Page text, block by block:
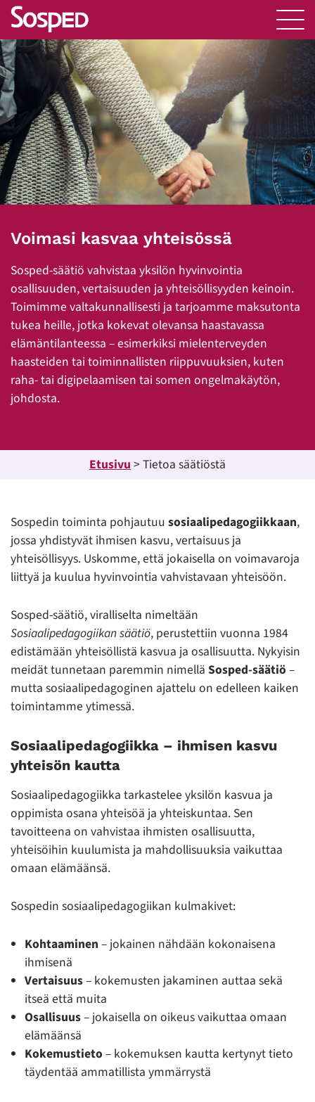
Voimasi kasvaa yhteisössä
Sosped-säätiö vahvistaa yksilön hyvinvointia
osallisuuden, vertaisuuden ja yhteisöllisyyden keinoin.
Toimimme valtakunnallisesti ja tarjoamme maksutonta
tukea heille, jotka kokevat olevansa haastavassa
elämäntilanteessa – esimerkiksi mielenterveyden
haasteiden tai toiminnallisten riippuvuuksien, kuten
raha- tai digipelaamisen tai somen ongelmakäytön,
johdosta.
Etusivu> Tietoa säätiöstä
Sospedin toiminta pohjautuu sosiaalipedagogiikkaan,
jossa yhdistyvät ihmisen kasvu, vertaisuus ja
yhteisöllisyys. Uskomme, että jokaisella on voimavaroja
liittyä ja kuulua hyvinvointia vahvistavaan yhteisöön.
Sosped-säätiö, viralliselta nimeltään
Sosiaalipedagogiikan säätiö, perustettiin vuonna 1984
edistämään yhteisöllistä kasvua ja osallisuutta. Nykyisin
meidät tunnetaan paremmin nimellä Sosped-säätiö –
mutta sosiaalipedagoginen ajattelu on edelleen kaiken
toimintamme ytimessä.
Sosiaalipedagogiikka – ihmisen kasvu
yhteisön kautta
Sosiaalipedagogiikka tarkastelee yksilön kasvua ja
oppimista osana yhteisöä ja yhteiskuntaa. Sen
tavoitteena on vahvistaa ihmisten osallisuutta,
yhteisöihin kuulumista ja mahdollisuuksia vaikuttaa
omaan elämäänsä.
Sospedin sosiaalipedagogiikan kulmakivet:
Kohtaaminen – jokainen nähdään kokonaisena
ihmisenä
Vertaisuus– kokemusten jakaminen auttaa sekä
itseä että muita
Osallisuus– jokaisella on oikeus vaikuttaa omaan
elämäänsä
Kokemustieto – kokemuksen kautta kertynyt tieto
täydentää ammatillista ymmärrystä